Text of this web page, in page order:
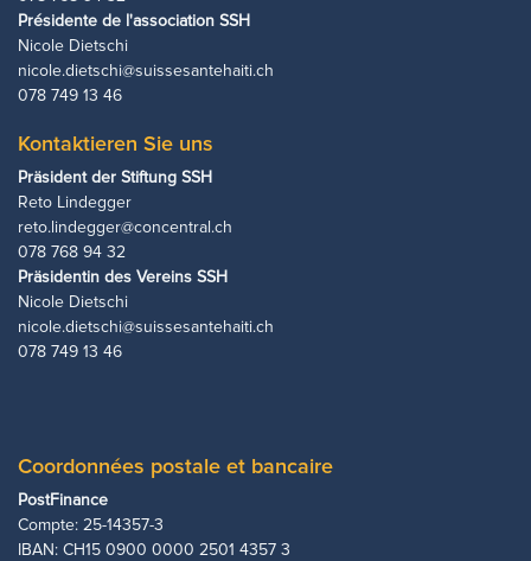
Présidente de l'association SSH
Nicole Dietschi
nicole.dietschi@suissesantehaiti.ch
078 749 13 46
Kontaktieren Sie uns
Präsident der Stiftung SSH
Reto Lindegger
reto.lindegger@concentral.ch
078 768 94 32
Präsidentin des Vereins SSH
Nicole Dietschi
nicole.dietschi@suissesantehaiti.ch
078 749 13 46
Coordonnées postale et bancaire
PostFinance
Compte: 25-14357-3
IBAN: CH15 0900 0000 2501 4357 3